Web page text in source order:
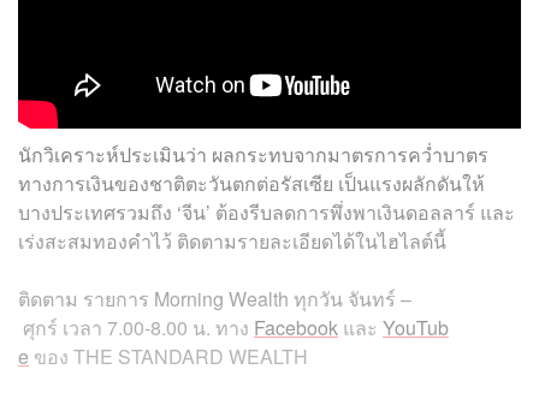
นักวิเคราะห์ประเมินว่า ผลกระทบจากมาตรการคว่ำบาตร
ทางการเงินของชาติตะวันตกต่อรัสเซีย เป็นแรงผลักดันให้
บางประเทศรวมถึง ‘จีน’ ต้องรีบลดการพึ่งพาเงินดอลลาร์ และ
เร่งสะสมทองคำไว้ ติดตามรายละเอียดได้ในไฮไลต์นี้
ติดตาม รายการ Morning Wealth ทุกวัน จันทร์ –
ศุกร์ เวลา 7.00-8.00 น. ทาง Facebook และ YouTub
e ของ THE STANDARD WEALTH